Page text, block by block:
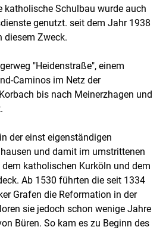
katholische Schulbau wurde auch
genutzt. seit dem Jahr 1938
diesem Zweck.
"Heidenstraße", einem
Caminos im Netz der
bis nach Meinerzhagen und
der einst eigenständigen
und damit im umstrittenen
katholischen Kurköln und dem
Ab 1530 führten die seit 1334
Grafen die Reformation in der
sie jedoch schon wenige Jahre
Büren. So kam es zu Beginn des